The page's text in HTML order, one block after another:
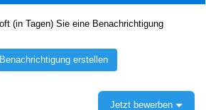
(in Tagen) Sie eine Benachrichtigung
erstellen
Jetzt bewerben